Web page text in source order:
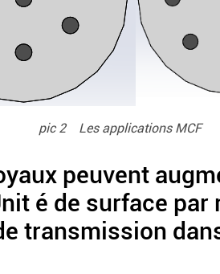
pic 2 Les applications MCF
peuvent
é de surface
transmission